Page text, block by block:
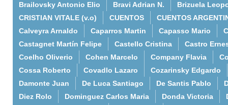
Brailovsky Antonio Elio
Bravi Adrian N.
Brizuela
CRISTIAN VITALE (v.o)
CUENTOS
CUENTOS
Calveyra Arnaldo
Caparros Martin Capasso Mario
Castagnet Martín Felipe
Castello Cristina
Castro
Coelho Oliverio
Cohen Marcelo Company Flavia
Cossa Roberto
Covadlo Lazaro
Cozarinsky Edgardo
Damonte Juan
De Luca Santiago De Santis Pablo
Diez Rolo
Dominguez Carlos Maria Donda Victoria